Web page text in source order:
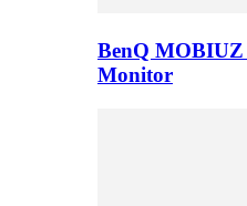
BenQ
Monitor